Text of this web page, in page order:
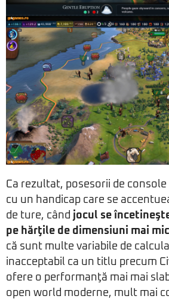
Ca rezultat, posesorii de
cu un handicap care se
de ture, când jocul se
pe hărţile de dimensiuni mai
că sunt multe variabile de
inacceptabil ca un titlu precum
ofere o performanţă mai mai
open world moderne, mult mai